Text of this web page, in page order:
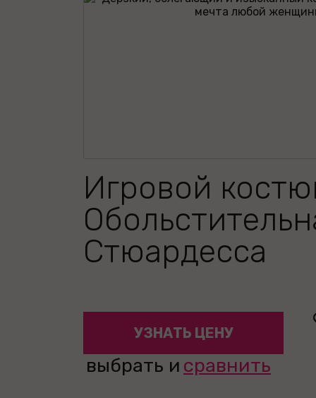
Игровой
Стюардесса
УЗНАТЬ ЦЕНУ
выбрать и сравнить